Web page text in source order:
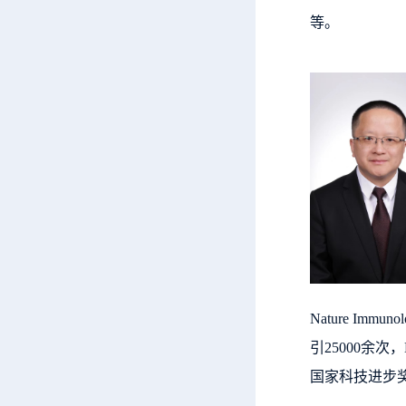
等。
Nature
引25000余次
国家科技进步